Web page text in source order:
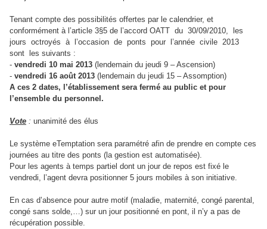
Tenant compte des possibilités offertes par le calendrier, et
conformément à l’article 3§5 de l’accord OATT du 30/09/2010, les
jours octroyés à l’occasion de ponts pour l’année civile 2013
sont les suivants :
- vendredi 10 mai 2013 (lendemain du jeudi 9 – Ascension)
- vendredi 16 août 2013 (lendemain du jeudi 15 – Assomption)
A ces 2 dates, l’établissement sera fermé au public et pour
l’ensemble du personnel.
Vote : unanimité des élus
Le système eTemptation sera paramétré afin de prendre en compte ces
journées au titre des ponts (la gestion est automatisée).
Pour les agents à temps partiel dont un jour de repos est fixé le
vendredi, l’agent devra positionner 5 jours mobiles à son initiative.
En cas d’absence pour autre motif (maladie, maternité, congé parental,
congé sans solde,…) sur un jour positionné en pont, il n’y a pas de
récupération possible.